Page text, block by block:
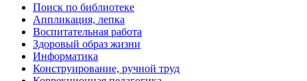
Поиск по библиотеке
Аппликация, лепка
Воспитательная работа
Здоровый образ жизни
Информатика
Конструирование, ручной труд